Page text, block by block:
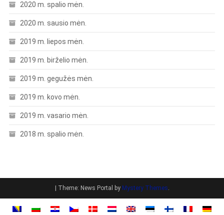
2020 m. spalio mėn.
2020 m. sausio mėn.
2019 m. liepos mėn.
2019 m. birželio mėn.
2019 m. gegužės mėn.
2019 m. kovo mėn.
2019 m. vasario mėn.
2018 m. spalio mėn.
Theme: News Portal by Mystery Themes.